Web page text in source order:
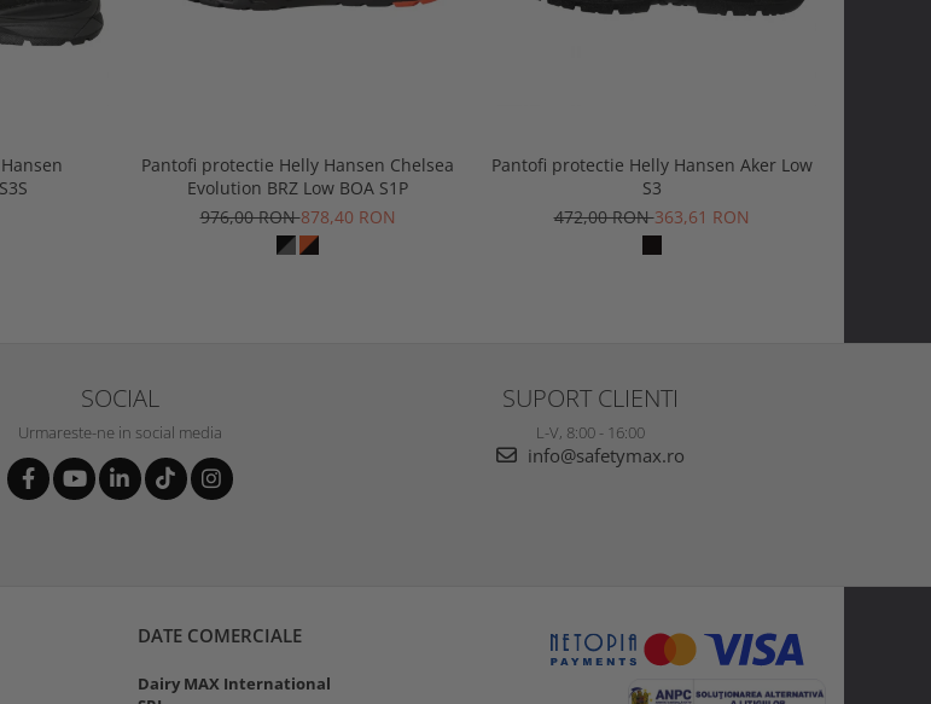
Pantofi protectie Helly Hansen Chelsea
Evolution BRZ Low BOA S1P
976,00 RON878,40 RON
Pantofi protectie Helly Hansen Aker Low
S3
472,00 RON363,61 RON
SOCIAL
Urmareste-ne in social media
SUPORT CLIENTI
L-V, 8:00 - 16:00
info@safetymax.ro
DATE COMERCIALE
Dairy MAX International